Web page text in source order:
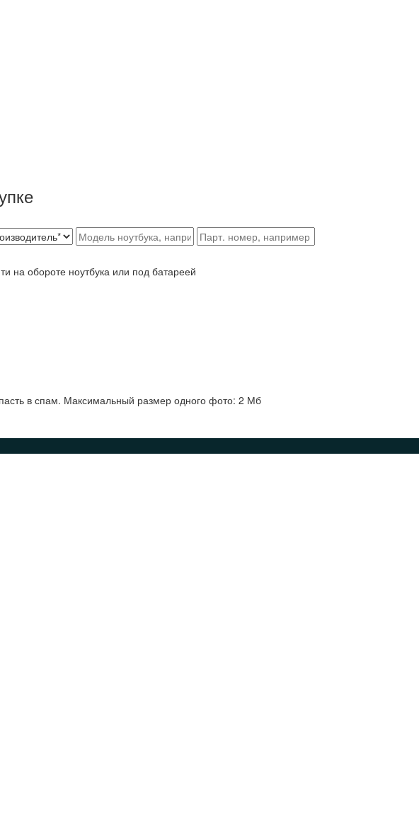
на обороте ноутбука или под батареей
в спам. Максимальный размер одного фото: 2 Мб